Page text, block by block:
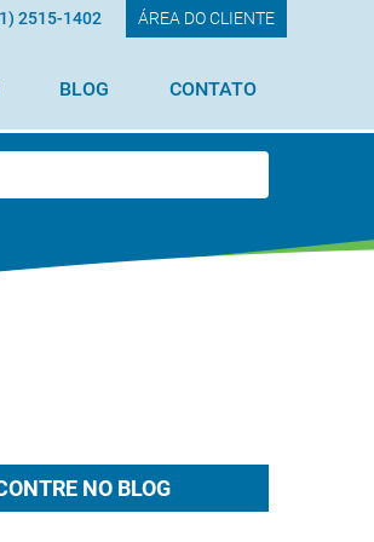
ÁREA DO CLIENTE
2515-1402
BLOG CONTATO
NO BLOG